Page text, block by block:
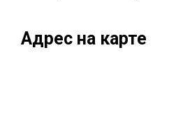
Адрес на карте